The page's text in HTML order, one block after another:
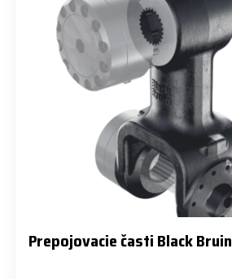
Prepojovacie časti Black Bruin